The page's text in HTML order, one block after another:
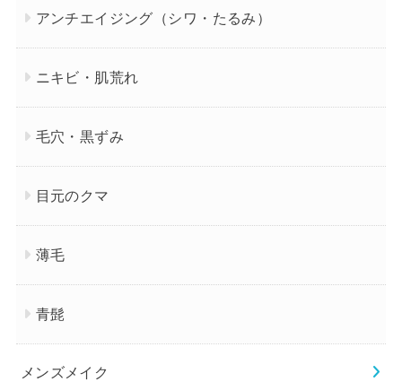
アンチエイジング（シワ・たるみ）
ニキビ・肌荒れ
毛穴・黒ずみ
目元のクマ
薄毛
青髭
メンズメイク